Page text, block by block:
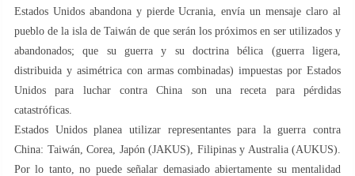
Estados Unidos abandona y pierde Ucrania, envía un mensaje claro al
pueblo de la isla de Taiwán de que serán los próximos en ser utilizados y
abandonados; que su guerra y su doctrina bélica (guerra ligera,
distribuida y asimétrica con armas combinadas) impuestas por Estados
Unidos para luchar contra China son una receta para pérdidas
catastróficas.
Estados Unidos planea utilizar representantes para la guerra contra
China: Taiwán, Corea, Japón (JAKUS), Filipinas y Australia (AUKUS).
Por lo tanto, no puede señalar demasiado abiertamente su mentalidad